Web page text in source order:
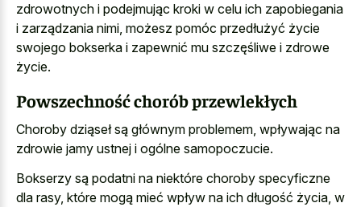
zdrowotnych i podejmując kroki w celu ich zapobiegania
i zarządzania nimi, możesz pomóc przedłużyć życie
swojego bokserka i zapewnić mu szczęśliwe i zdrowe
życie.
Powszechność chorób przewlekłych
Choroby dziąseł są głównym problemem, wpływając na
zdrowie jamy ustnej i ogólne samopoczucie.
Bokserzy są podatni na niektóre choroby specyficzne
dla rasy, które mogą mieć wpływ na ich długość życia, w